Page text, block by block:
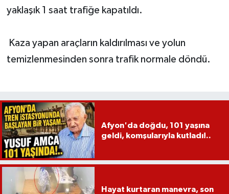
yaklaşık 1 saat trafiğe kapatıldı.
Kaza yapan araçların kaldırılması ve yolun
temizlenmesinden sonra trafik normale döndü.
Afyon'da doğdu, 101 yaşına
geldi, komşularıyla kutladı!..
Hayat kurtaran manevra, son